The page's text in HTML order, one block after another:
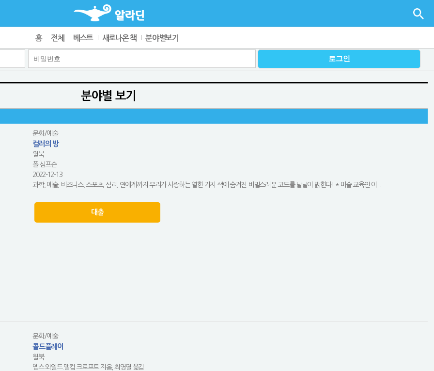
홈 전체 베스트 새로나온 책 분야별보기
분야별 보기
문화/예술
컬러의 방
윌북
폴 심프슨
2022-12-13
과학, 예술, 비즈니스, 스포츠, 심리, 연예계까지 우리가 사랑하는 열한 가지 색에 숨겨진 비밀스러운 코드를 낱낱이 밝힌다! * 미술 교육인 이...
대출
문화/예술
콜드플레이
윌북
뎁스 와일드.맬컴 크로프트 지음, 최영열 옮김